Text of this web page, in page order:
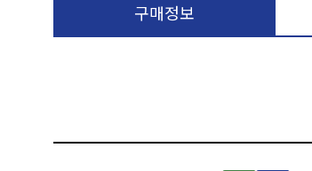
구매정보